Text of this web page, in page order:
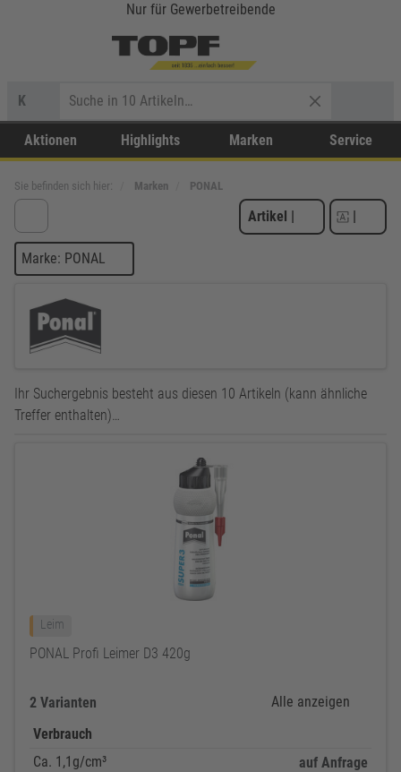
Nur für Gewerbetreibende
K
Aktionen Highlights Marken Service
Sie befinden sich hier: Marken PONAL
Artikel | |
Marke: PONAL
Ihr Suchergebnis besteht aus diesen 10 Artikeln (kann ähnliche
Treffer enthalten)…
Leim
PONAL Profi Leimer D3 420g
2 Varianten
Alle anzeigen
Verbrauch
Ca. 1,1g/cm³
auf Anfrage